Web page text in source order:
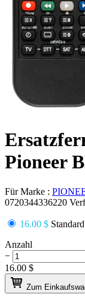
Pioneer
Für Marke :
0720344336220
16.00 $
Anzahl
−
16.00 $
Zum